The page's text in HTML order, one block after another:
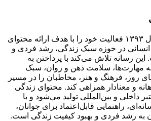
«زندگی رویایی» از سال ۱۳۹۳ فعالیت خود را با هدف ارائه محتوای
انسانی در حوزه سبک زندگی، رشد فردی و
این رسانه تلاش می‌کند با پرداختن به
مهارت‌ها، سلامت ذهن و روان، سبک
روز، فرهنگ و هنر، مخاطبان را در مسیر
و معنادار همراهی کند. محتوای زندگی
داخلی و بین‌المللی تولید می‌شود و با
راهنمایی قابل‌اعتماد برای جوانان،
به رشد فردی و بهبود کیفیت زندگی است.